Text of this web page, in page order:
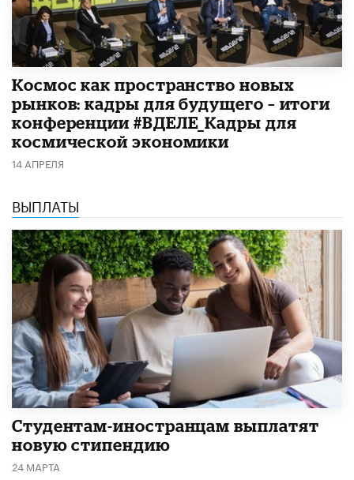
Космос как пространство новых
рынков: кадры для будущего – итоги
конференции #ВДЕЛЕ_Кадры для
космической экономики
14 АПРЕЛЯ
ВЫПЛАТЫ
Студентам-иностранцам выплатят
новую стипендию
24 МАРТА